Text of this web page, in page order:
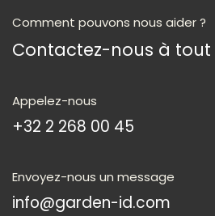
Comment pouvons nous aider ?
Contactez-nous à
Appelez-nous
+32 2 268 00 45
Envoyez-nous un message
info@garden-id.com